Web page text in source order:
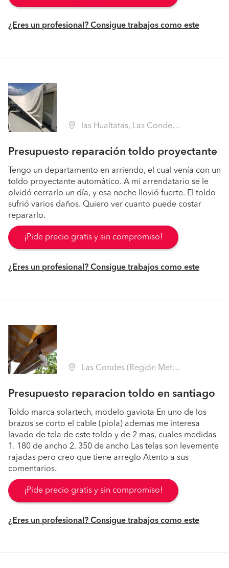
¿Eres un profesional? Consigue trabajos como este
las Hualtatas, Las Condes (Región Metropolitana - Santiago)
Presupuesto reparación toldo proyectante
Tengo un departamento en arriendo, el cual venía con un
toldo proyectante automático. A mi arrendatario se le
olvidó cerrarlo un día, y esa noche llovió fuerte. El toldo
sufrió varios daños. Quiero ver cuanto puede costar
repararlo.
¡Pide precio gratis y sin compromiso!
¿Eres un profesional? Consigue trabajos como este
Las Condes (Región Metropolitana - Santiago)
Presupuesto reparacion toldo en santiago
Toldo marca solartech, modelo gaviota En uno de los
brazos se corto el cable (piola) ademas me interesa
lavado de tela de este toldo y de 2 mas, cuales medidas
1. 180 de ancho 2. 350 de ancho Las telas son levemente
rajadas pero creo que tiene arreglo Atento a sus
comentarios.
¡Pide precio gratis y sin compromiso!
¿Eres un profesional? Consigue trabajos como este